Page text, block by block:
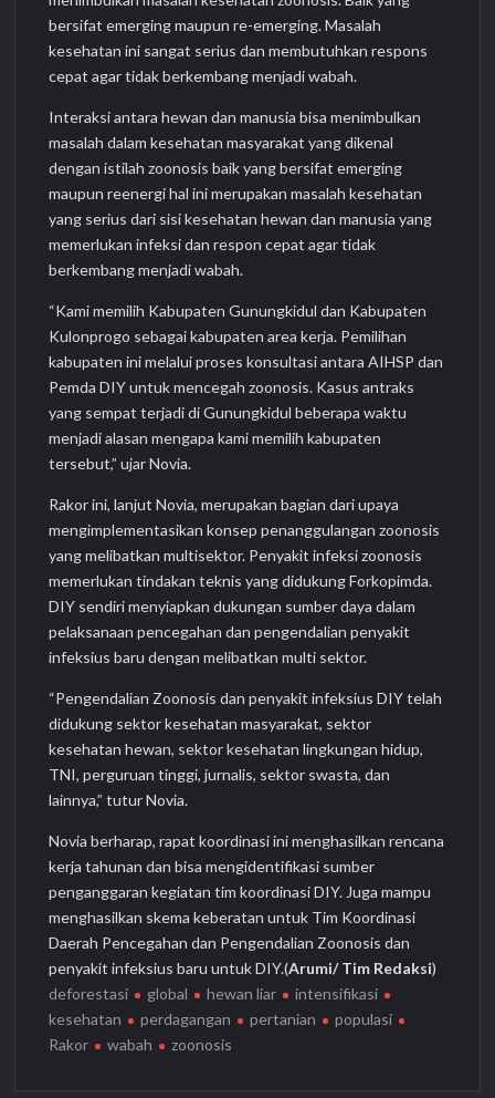
bersifat emerging maupun re-emerging. Masalah
kesehatan ini sangat serius dan membutuhkan respons
cepat agar tidak berkembang menjadi wabah.
Interaksi antara hewan dan manusia bisa menimbulkan
masalah dalam kesehatan masyarakat yang dikenal
dengan istilah zoonosis baik yang bersifat emerging
maupun reenergi hal ini merupakan masalah kesehatan
yang serius dari sisi kesehatan hewan dan manusia yang
memerlukan infeksi dan respon cepat agar tidak
berkembang menjadi wabah.
“Kami memilih Kabupaten Gunungkidul dan Kabupaten
Kulonprogo sebagai kabupaten area kerja. Pemilihan
kabupaten ini melalui proses konsultasi antara AIHSP dan
Pemda DIY untuk mencegah zoonosis. Kasus antraks
yang sempat terjadi di Gunungkidul beberapa waktu
menjadi alasan mengapa kami memilih kabupaten
tersebut,” ujar Novia.
Rakor ini, lanjut Novia, merupakan bagian dari upaya
mengimplementasikan konsep penanggulangan zoonosis
yang melibatkan multisektor. Penyakit infeksi zoonosis
memerlukan tindakan teknis yang didukung Forkopimda.
DIY sendiri menyiapkan dukungan sumber daya dalam
pelaksanaan pencegahan dan pengendalian penyakit
infeksius baru dengan melibatkan multi sektor.
“Pengendalian Zoonosis dan penyakit infeksius DIY telah
didukung sektor kesehatan masyarakat, sektor
kesehatan hewan, sektor kesehatan lingkungan hidup,
TNI, perguruan tinggi, jurnalis, sektor swasta, dan
lainnya,” tutur Novia.
Novia berharap, rapat koordinasi ini menghasilkan rencana
kerja tahunan dan bisa mengidentifikasi sumber
penganggaran kegiatan tim koordinasi DIY. Juga mampu
menghasilkan skema keberatan untuk Tim Koordinasi
Daerah Pencegahan dan Pengendalian Zoonosis dan
penyakit infeksius baru untuk DIY.(Arumi/ Tim Redaksi)
deforestasi
global hewan liar
intensifikasi
kesehatan
perdagangan pertanian
populasi
Rakor
wabah zoonosis